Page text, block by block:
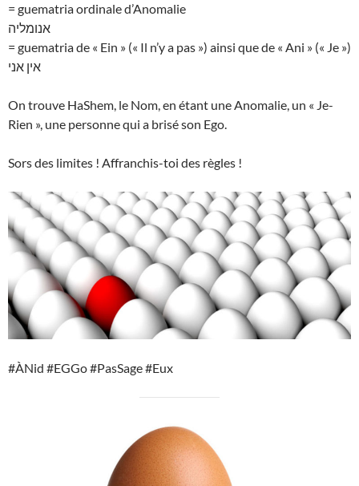
= guematria ordinale d’Anomalie
אנומליה
= guematria de « Ein » (« Il n’y a pas ») ainsi que de « Ani » (« Je »)
אין אני
On trouve HaShem, le Nom, en étant une Anomalie, un « Je-
Rien », une personne qui a brisé son Ego.
Sors des limites ! Affranchis-toi des règles !
#ÀNid #EGGo #PasSage #Eux